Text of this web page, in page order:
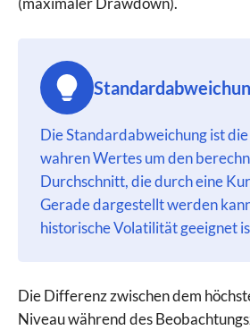
Die Standardabweichung ist
wahren Wertes um den
Durchschnitt, die durch eine
Gerade dargestellt werden
historische Volatilität geeignet
Die Differenz zwischen dem
Niveau während des